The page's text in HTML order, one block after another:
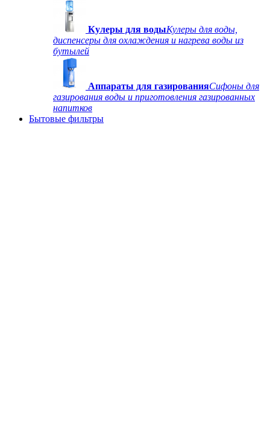
Кулеры для водыКулеры для воды,
диспенсеры для охлаждения и нагрева воды из
бутылей
Аппараты для газированияСифоны для
газирования воды и приготовления газированных
напитков
Бытовые фильтры